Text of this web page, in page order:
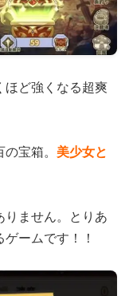
ほど強くなる超爽
宝箱。 美少女と
りません。とりあ
ームです！！